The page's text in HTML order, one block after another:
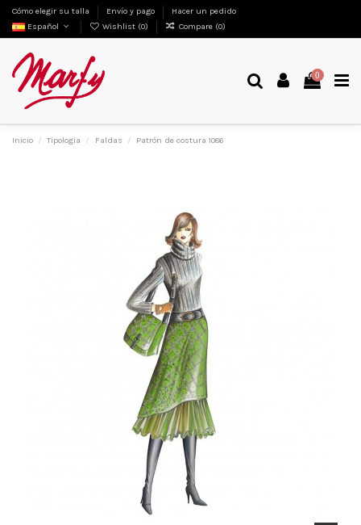
Cómo elegir su talla Envío y pago
Hacer un pedido
Español
Wishlist (0) Compare (0)
0
Inicio Tipologia Faldas Patrón de costura 1086